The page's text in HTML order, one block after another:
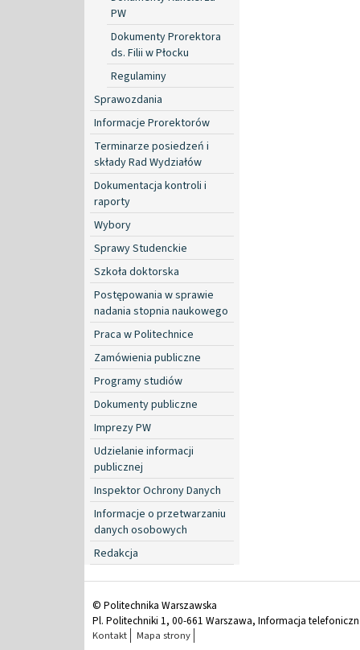
PW
Dokumenty Prorektora
ds. Filii w Płocku
Regulaminy
Sprawozdania
Informacje Prorektorów
Terminarze posiedzeń i
składy Rad Wydziałów
Dokumentacja kontroli i
raporty
Wybory
Sprawy Studenckie
Szkoła doktorska
Postępowania w sprawie
nadania stopnia naukowego
Praca w Politechnice
Zamówienia publiczne
Programy studiów
Dokumenty publiczne
Imprezy PW
Udzielanie informacji
publicznej
Inspektor Ochrony Danych
Informacje o przetwarzaniu
danych osobowych
Redakcja
© Politechnika Warszawska
Pl. Politechniki 1, 00-661 Warszawa, Informacja
Kontakt Mapa strony